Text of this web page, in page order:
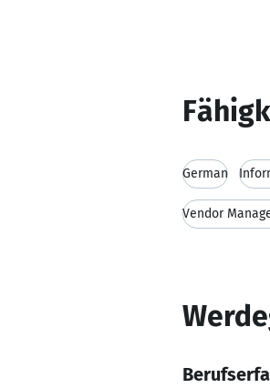
German
Vendor